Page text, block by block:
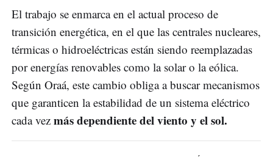
El trabajo se enmarca en el actual proceso de
transición energética, en el que las centrales nucleares,
térmicas o hidroeléctricas están siendo reemplazadas
por energías renovables como la solar o la eólica.
Según Oraá, este cambio obliga a buscar mecanismos
que garanticen la estabilidad de un sistema eléctrico
cada vez más dependiente del viento y el sol.